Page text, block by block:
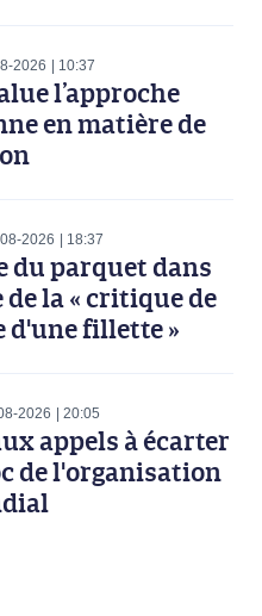
2026 10:37
l’approche
en matière de
2026 18:37
du parquet dans
la « critique de
d'une fillette »
2026 20:05
appels à écarter
de l'organisation